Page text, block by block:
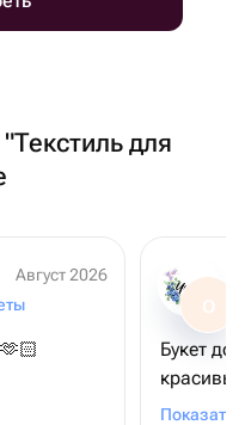
для
Август 2026
О
Букет
Показать